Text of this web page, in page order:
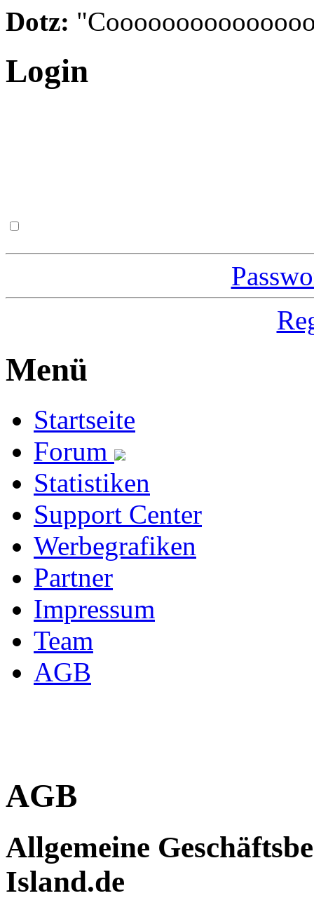
Dotz:
Login
Menü
Startseite
Forum
Statistiken
Support Center
Werbegrafiken
Partner
Impressum
Team
AGB
AGB
Allgemeine
Island.de